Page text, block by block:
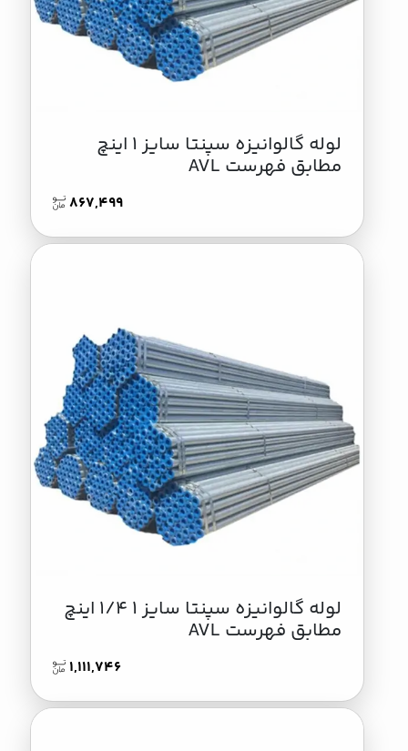
لوله گالوانیزه سپنتا سایز 1 اینچ
مطابق فهرست AVL
867,499
لوله گالوانیزه سپنتا سایز 1 1/4 اینچ
مطابق فهرست AVL
1,111,746